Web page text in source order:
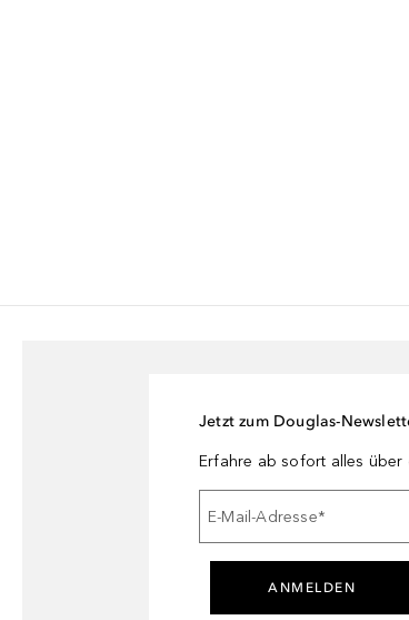
Jetzt zum Douglas-
Erfahre ab sofort alles über
E-Mail-Adresse*
ANMELDEN